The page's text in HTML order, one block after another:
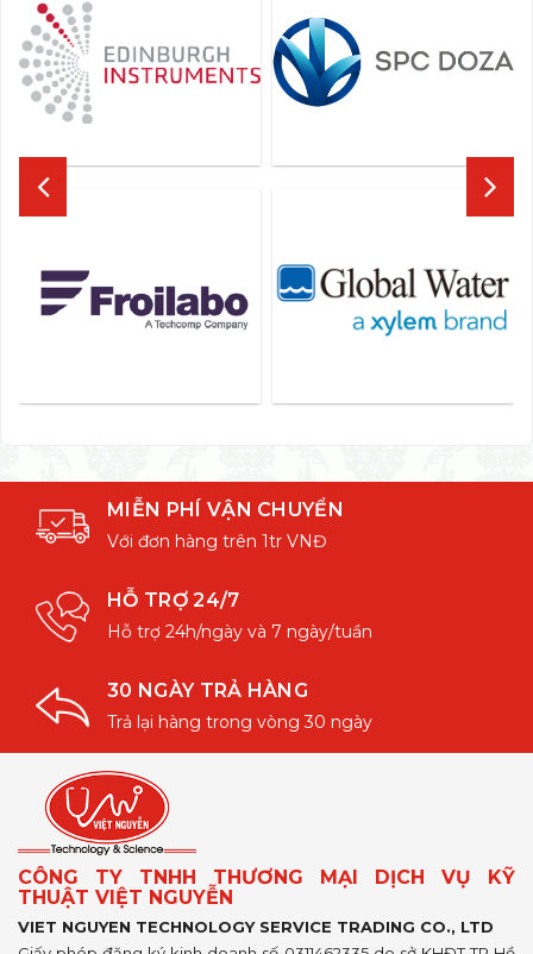
MIỄN PHÍ VẬN CHUYỂN
Với đơn hàng trên 1tr VNĐ
HỖ TRỢ 24/7
Hỗ trợ 24h/ngày và 7 ngày/tuần
30 NGÀY TRẢ HÀNG
Trả lại hàng trong vòng 30 ngày
CÔNG TY TNHH THƯƠNG MẠI DỊCH VỤ KỸ
THUẬT VIỆT NGUYỄN
VIET NGUYEN TECHNOLOGY SERVICE TRADING CO., LTD